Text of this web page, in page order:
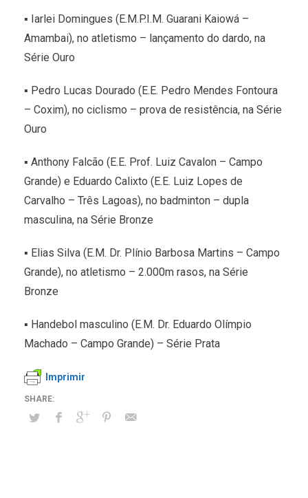
▪ Iarlei Domingues (E.M.P.I.M. Guarani Kaiowá –
Amambai), no atletismo – lançamento do dardo, na
Série Ouro
▪ Pedro Lucas Dourado (E.E. Pedro Mendes Fontoura
– Coxim), no ciclismo – prova de resistência, na Série
Ouro
▪ Anthony Falcão (E.E. Prof. Luiz Cavalon – Campo
Grande) e Eduardo Calixto (E.E. Luiz Lopes de
Carvalho – Três Lagoas), no badminton – dupla
masculina, na Série Bronze
▪ Elias Silva (E.M. Dr. Plínio Barbosa Martins – Campo
Grande), no atletismo – 2.000m rasos, na Série
Bronze
▪ Handebol masculino (E.M. Dr. Eduardo Olímpio
Machado – Campo Grande) – Série Prata
Imprimir